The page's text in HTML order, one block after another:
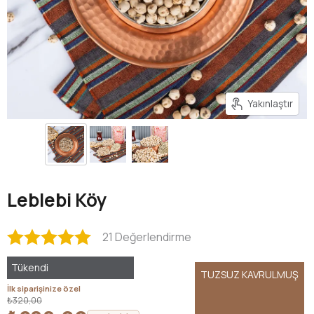
Yakınlaştır
Leblebi Köy
21 Değerlendirme
Tükendi
İlk siparişinize özel
₺320,00
TUZSUZ KAVRULMUŞ